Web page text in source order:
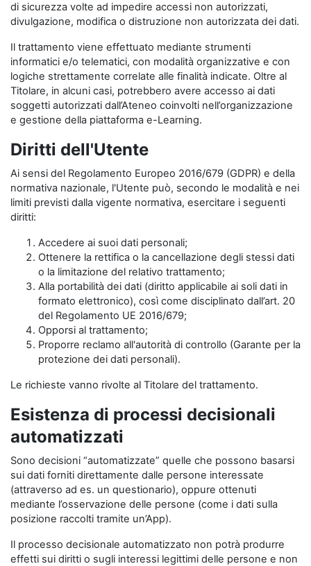
di sicurezza volte ad impedire accessi non autorizzati,
divulgazione, modifica o distruzione non autorizzata dei dati.
Il trattamento viene effettuato mediante strumenti
informatici e/o telematici, con modalità organizzative e con
logiche strettamente correlate alle finalità indicate. Oltre al
Titolare, in alcuni casi, potrebbero avere accesso ai dati
soggetti autorizzati dall’Ateneo coinvolti nell’organizzazione
e gestione della piattaforma e-Learning.
Diritti dell'Utente
Ai sensi del Regolamento Europeo 2016/679 (GDPR) e della
normativa nazionale, l'Utente può, secondo le modalità e nei
limiti previsti dalla vigente normativa, esercitare i seguenti
diritti:
Accedere ai suoi dati personali;
Ottenere la rettifica o la cancellazione degli stessi dati
o la limitazione del relativo trattamento;
Alla portabilità dei dati (diritto applicabile ai soli dati in
formato elettronico), così come disciplinato dall’art. 20
del Regolamento UE 2016/679;
Opporsi al trattamento;
Proporre reclamo all'autorità di controllo (Garante per la
protezione dei dati personali).
Le richieste vanno rivolte al Titolare del trattamento.
Esistenza di processi decisionali
automatizzati
Sono decisioni “automatizzate” quelle che possono basarsi
sui dati forniti direttamente dalle persone interessate
(attraverso ad es. un questionario), oppure ottenuti
mediante l’osservazione delle persone (come i dati sulla
posizione raccolti tramite un’App).
Il processo decisionale automatizzato non potrà produrre
effetti sui diritti o sugli interessi legittimi delle persone e non